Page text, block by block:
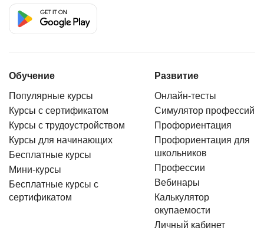
Обучение
Популярные курсы
Курсы с сертификатом
Курсы с трудоустройством
Курсы для начинающих
Бесплатные курсы
Мини-курсы
Бесплатные курсы с
сертификатом
Развитие
Онлайн-тесты
Симулятор профессий
Профориентация
Профориентация для
школьников
Профессии
Вебинары
Калькулятор
окупаемости
Личный кабинет